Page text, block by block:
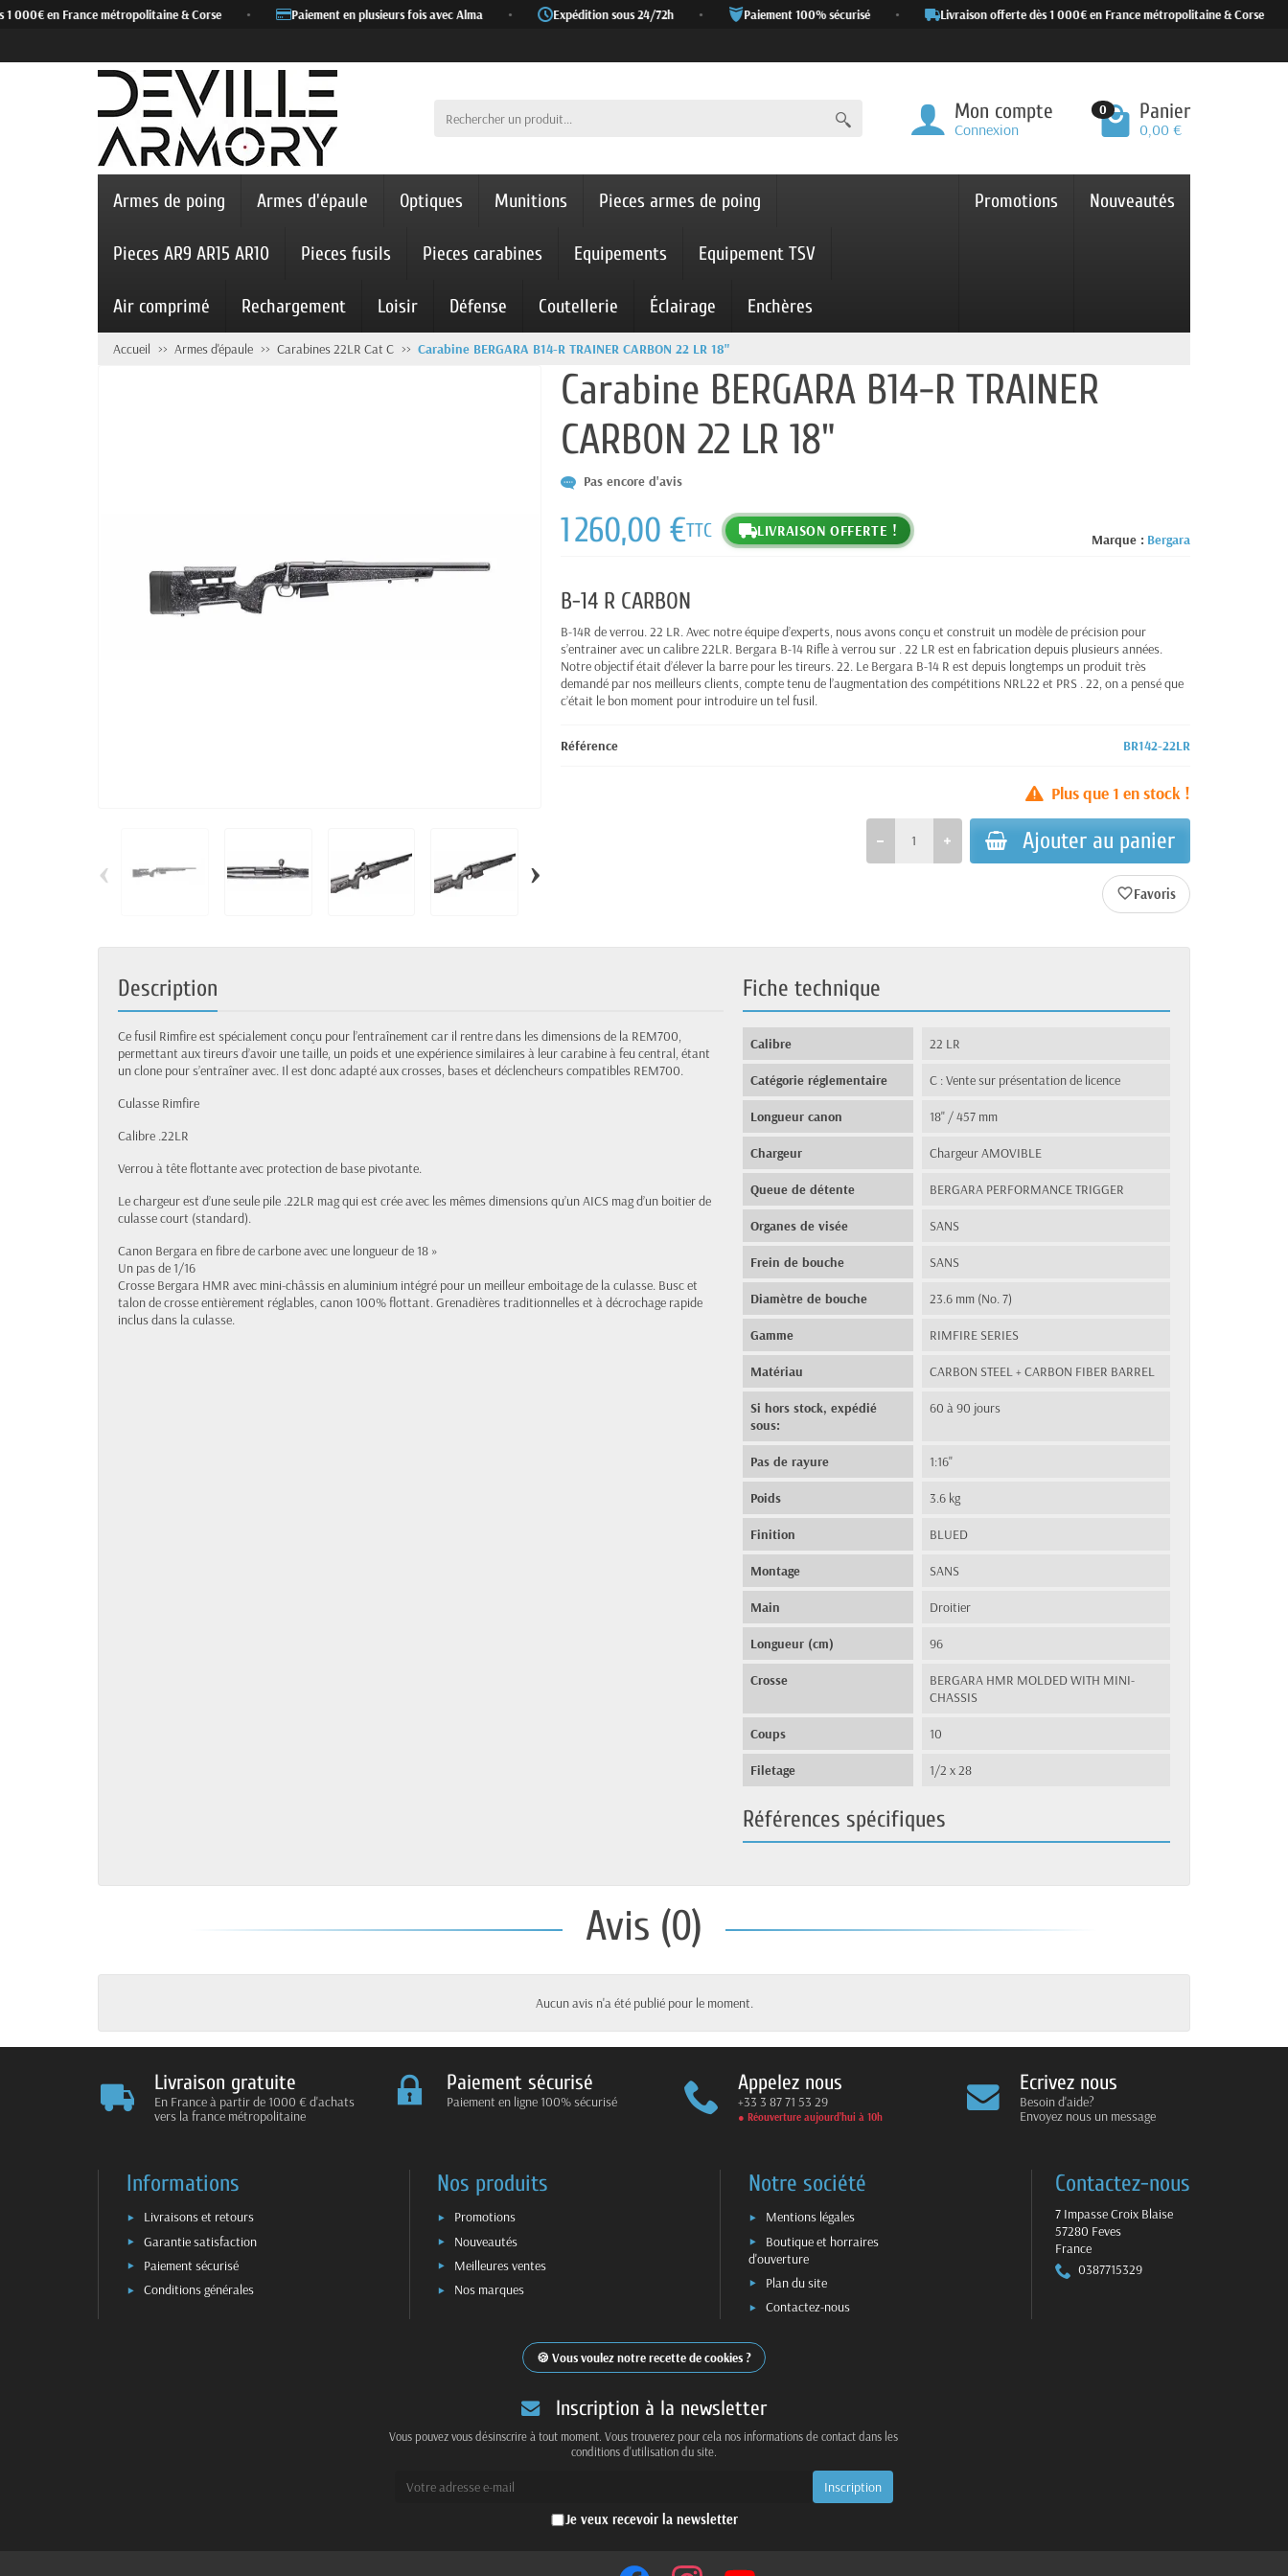
en France métropolitaine & Corse Paiement en plusieurs fois avec Alma Expédition sous 24/72h Paiement 100% sécurisé Livraison offerte dès 1 000€ en France métropolitaine & Corse
Mon compte
Connexion
0 Panier
0,00 €
Armes de poing Armes d'épaule Optiques Munitions Pieces armes de poing
Pieces AR9 AR15 AR10 Pieces fusils Pieces carabines Equipements Equipement TSV
Air comprimé Rechargement Loisir Défense Coutellerie Éclairage Enchères
Promotions Nouveautés
Accueil Armes d'épaule Carabines 22LR Cat C Carabine BERGARA B14-R TRAINER CARBON 22 LR 18"
‹ ›
Carabine BERGARA B14-R TRAINER
CARBON 22 LR 18"
Pas encore d'avis
Marque : Bergara
1 260,00 €TTC LIVRAISON OFFERTE !
B-14 R CARBON
B-14R de verrou. 22 LR. Avec notre équipe d’experts, nous avons conçu et construit un modèle de précision pour
s’entrainer avec un calibre 22LR. Bergara B-14 Rifle à verrou sur . 22 LR est en fabrication depuis plusieurs années.
Notre objectif était d’élever la barre pour les tireurs. 22. Le Bergara B-14 R est depuis longtemps un produit très
demandé par nos meilleurs clients, compte tenu de l’augmentation des compétitions NRL22 et PRS . 22, on a pensé que
c’était le bon moment pour introduire un tel fusil.
Référence BR142-22LR
Plus que 1 en stock !
Ajouter au panier
favorite_border
Description
Ce fusil Rimfire est spécialement conçu pour l’entraînement car il rentre dans les dimensions de la REM700,
permettant aux tireurs d’avoir une taille, un poids et une expérience similaires à leur carabine à feu central, étant
un clone pour s’entraîner avec. Il est donc adapté aux crosses, bases et déclencheurs compatibles REM700.
Culasse Rimfire
Calibre .22LR
Verrou à tête flottante avec protection de base pivotante.
Le chargeur est d’une seule pile .22LR mag qui est crée avec les mêmes dimensions qu’un AICS mag d’un boitier de
culasse court (standard).
Canon Bergara en fibre de carbone avec une longueur de 18 »
Un pas de 1/16
Crosse Bergara HMR avec mini-châssis en aluminium intégré pour un meilleur emboitage de la culasse. Busc et
talon de crosse entièrement réglables, canon 100% flottant. Grenadières traditionnelles et à décrochage rapide
inclus dans la culasse.
Fiche technique
Calibre 22 LR
Catégorie réglementaire C : Vente sur présentation de licence
Longueur canon 18" / 457 mm
Chargeur Chargeur AMOVIBLE
Queue de détente BERGARA PERFORMANCE TRIGGER
Organes de visée SANS
Frein de bouche SANS
Diamètre de bouche 23.6 mm (No. 7)
Gamme RIMFIRE SERIES
Matériau CARBON STEEL + CARBON FIBER BARREL
Si hors stock, expédié
sous:
60 à 90 jours
Pas de rayure 1:16"
Poids 3.6 kg
Finition BLUED
Montage SANS
Main Droitier
Longueur (cm) 96
Crosse
BERGARA HMR MOLDED WITH MINI-
CHASSIS
Coups 10
Filetage 1/2 x 28
Références spécifiques
Avis (0)
Aucun avis n'a été publié pour le moment.
Livraison gratuite
En France à partir de 1000 € d'achats
vers la france métropolitaine
Paiement sécurisé
Paiement en ligne 100% sécurisé
Appelez nous
+33 3 87 71 53 29
● Réouverture aujourd’hui à 10h
Ecrivez nous
Besoin d'aide?
Envoyez nous un message
Informations
Livraisons et retours
Garantie satisfaction
Paiement sécurisé
Conditions générales
Nos produits
Promotions
Nouveautés
Meilleures ventes
Nos marques
Notre société
Mentions légales
Boutique et horraires
d'ouverture
Plan du site
Contactez-nous
Contactez-nous
7 Impasse Croix Blaise
57280 Feves
France
0387715329
Vous voulez notre recette de cookies ?
Inscription à la newsletter
Vous pouvez vous désinscrire à tout moment. Vous trouverez pour cela nos informations de contact dans les
conditions d'utilisation du site.
Je veux recevoir la newsletter